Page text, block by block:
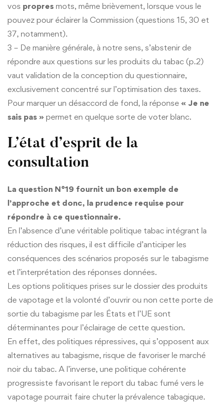
vos propres mots, même brièvement, lorsque vous le
pouvez pour éclairer la Commission (questions 15, 30 et
37, notamment).
3 – De manière générale, à notre sens, s’abstenir de
répondre aux questions sur les produits du tabac (p.2)
vaut validation de la conception du questionnaire,
exclusivement concentré sur l’optimisation des taxes.
Pour marquer un désaccord de fond, la réponse « Je ne
sais pas » permet en quelque sorte de voter blanc.
L’état d’esprit de la
consultation
La question N°19 fournit un bon exemple de
l’approche et donc, la prudence requise pour
répondre à ce questionnaire.
En l’absence d’une véritable politique tabac intégrant la
réduction des risques, il est difficile d’anticiper les
conséquences des scénarios proposés sur le tabagisme
et l’interprétation des réponses données.
Les options politiques prises sur le dossier des produits
de vapotage et la volonté d’ouvrir ou non cette porte de
sortie du tabagisme par les États et l’UE sont
déterminantes pour l’éclairage de cette question.
En effet, des politiques répressives, qui s’opposent aux
alternatives au tabagisme, risque de favoriser le marché
noir du tabac. A l’inverse, une politique cohérente
progressiste favorisant le report du tabac fumé vers le
vapotage pourrait faire chuter la prévalence tabagique.